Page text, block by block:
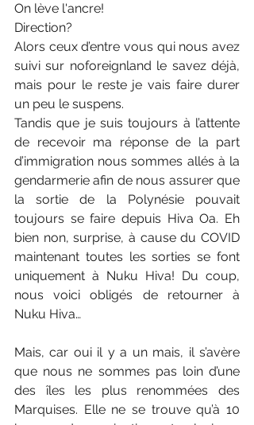
On lève l'ancre!
Direction?
Alors ceux d’entre vous qui nous avez
suivi sur noforeignland le savez déjà,
mais pour le reste je vais faire durer
un peu le suspens.
Tandis que je suis toujours à l’attente
de recevoir ma réponse de la part
d’immigration nous sommes allés à la
gendarmerie afin de nous assurer que
la sortie de la Polynésie pouvait
toujours se faire depuis Hiva Oa. Eh
bien non, surprise, à cause du COVID
maintenant toutes les sorties se font
uniquement à Nuku Hiva! Du coup,
nous voici obligés de retourner à
Nuku Hiva…
Mais, car oui il y a un mais, il s’avère
que nous ne sommes pas loin d’une
des îles les plus renommées des
Marquises. Elle ne se trouve qu’à 10